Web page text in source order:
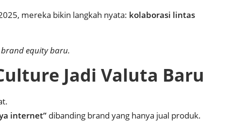
mereka bikin langkah nyata: kolaborasi lintas
equity baru.
Jadi Valuta Baru
internet” dibanding brand yang hanya jual produk.